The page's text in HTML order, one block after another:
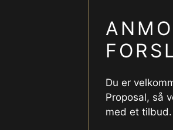
Du er
Proposal, så
med et tilbud.